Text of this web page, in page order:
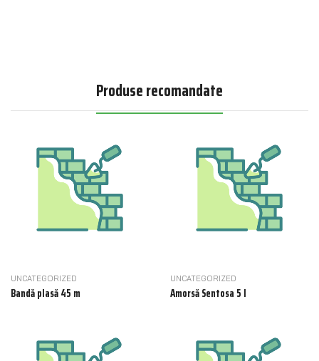
Produse recomandate
UNCATEGORIZED
Bandă plasă 45 m
UNCATEGORIZED
Amorsă Sentosa 5 l